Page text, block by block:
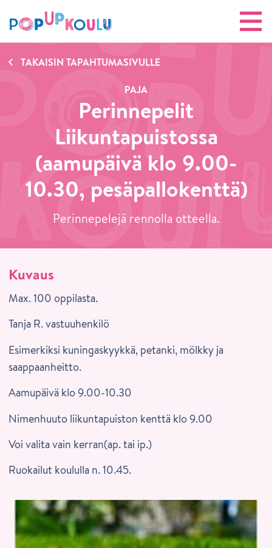
TAKAISIN TAPAHTUMASIVULLE
PAJA
Perinnepelit
Liikuntapuistossa
(aamupäivä klo 9.00-
10.30, pesäpallokenttä)
Perinnepelejä rennolla otteella.
Kuvaus
Max. 100 oppilasta.
Tanja R. vastuuhenkilö
Esimerkiksi kuningaskyykkä, petanki, mölkky ja
saappaanheitto.
Aamupäivä klo 9.00-10.30
Nimenhuuto liikuntapuiston kenttä klo 9.00
Voi valita vain kerran(ap. tai ip.)
Ruokailut koululla n. 10.45.